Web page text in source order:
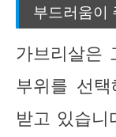
부드러움이
가브리살은
부위를 선
받고 있습